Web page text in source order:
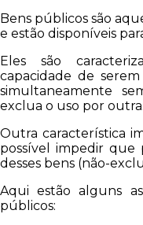
Bens públicos são
e estão disponíveis
Eles são
capacidade de
simultaneamente
exclua o uso por outra.
Outra característica
possível impedir que
desses bens (não-
Aqui estão alguns
públicos: